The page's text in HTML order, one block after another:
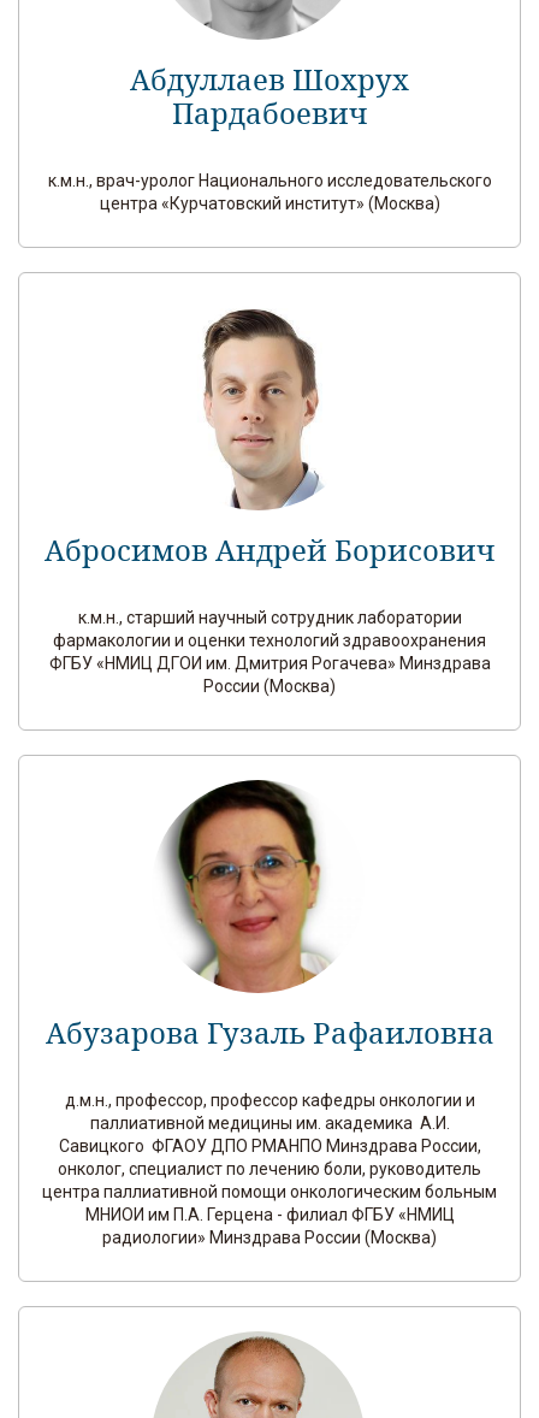
Абдуллаев Шохрух
Пардабоевич
к.м.н., врач-уролог Национального исследовательского
центра «Курчатовский институт» (Москва)
Абросимов Андрей Борисович
к.м.н., старший научный сотрудник лаборатории
фармакологии и оценки технологий здравоохранения
ФГБУ «НМИЦ ДГОИ им. Дмитрия Рогачева» Минздрава
России (Москва)
Абузарова Гузаль Рафаиловна
д.м.н., профессор, профессор кафедры онкологии и
паллиативной медицины им. академика А.И.
Савицкого ФГАОУ ДПО РМАНПО Минздрава России,
онколог, специалист по лечению боли, руководитель
центра паллиативной помощи онкологическим больным
МНИОИ им П.А. Герцена - филиал ФГБУ «НМИЦ
радиологии» Минздрава России (Москва)